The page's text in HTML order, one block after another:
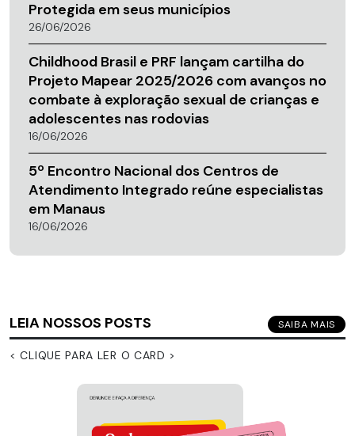
Protegida em seus municípios
26/06/2026
Childhood Brasil e PRF lançam cartilha do
Projeto Mapear 2025/2026 com avanços no
combate à exploração sexual de crianças e
adolescentes nas rodovias
16/06/2026
5º Encontro Nacional dos Centros de
Atendimento Integrado reúne especialistas
em Manaus
16/06/2026
LEIA NOSSOS POSTS SAIBA MAIS
< CLIQUE PARA LER O CARD >